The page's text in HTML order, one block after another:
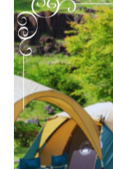
2025年に向けて長
は、多様な体験型
向として、環境教
地元と連携した里
保全意識の高まり
あるためです。例
や、地産地消をテ
と楽しみが両立す